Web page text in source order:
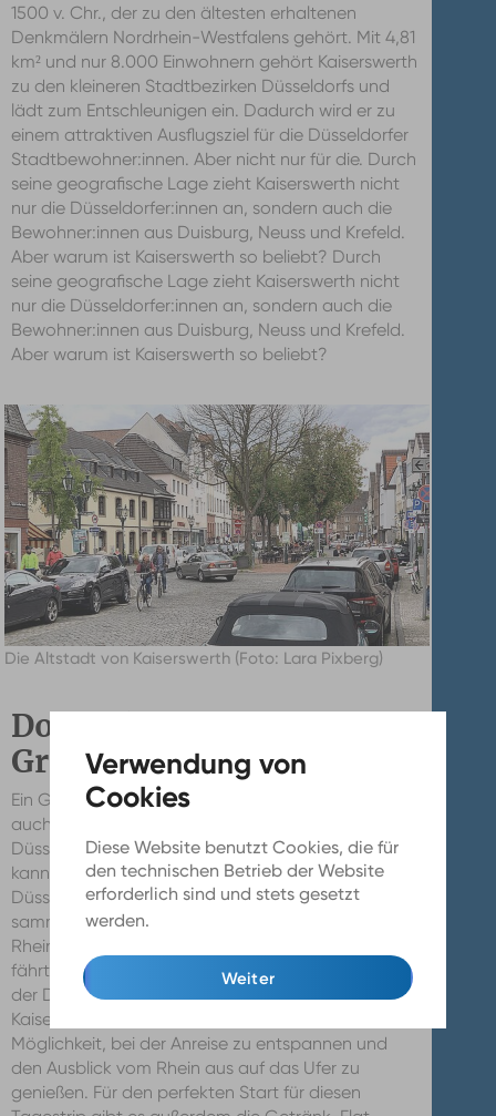
Diese Website benutzt Cookies, die für
den technischen Betrieb der Website
erforderlich sind und stets gesetzt
werden.
Weiter
1500 v. Chr., der zu den ältesten erhaltenen
Denkmälern Nordrhein-Westfalens gehört. Mit 4,81
km² und nur 8.000 Einwohnern gehört Kaiserswerth
zu den kleineren Stadtbezirken Düsseldorfs und
lädt zum Entschleunigen ein. Dadurch wird er zu
einem attraktiven Ausflugsziel für die Düsseldorfer
Stadtbewohner:innen. Aber nicht nur für die. Durch
seine geografische Lage zieht Kaiserswerth nicht
nur die Düsseldorfer:innen an, sondern auch die
Bewohner:innen aus Duisburg, Neuss und Krefeld.
Aber warum ist Kaiserswerth so beliebt? Durch
seine geografische Lage zieht Kaiserswerth nicht
nur die Düsseldorfer:innen an, sondern auch die
Bewohner:innen aus Duisburg, Neuss und Krefeld.
Aber warum ist Kaiserswerth so beliebt?
Die Altstadt von Kaiserswerth (Foto: Lara Pixberg)
Dorf-Charme in der
Großstadt
Ein Großteil der Beliebtheit lässt sich bestimmt
auch durch die Nähe und einfache Anbindung von
Düsseldorf aus erklären. Viele großartige Eindrücke
kann man schon bei einer Fahrradtour von
Düsseldorf nach Kaiserswerth am Rhein entlang
sammeln. In unter einer Stunde ist diese Tour am
Rhein entlang machbar. Auf dem Rhein entlang
fährt die Weiße Flotte. Die Fähre bringt einen von
der Düsseldorfer Rheinpromenade direkt nach
Kaiserswerth. Ab 19,90 € hat man so schon die
Möglichkeit, bei der Anreise zu entspannen und
den Ausblick vom Rhein aus auf das Ufer zu
genießen. Für den perfekten Start für diesen